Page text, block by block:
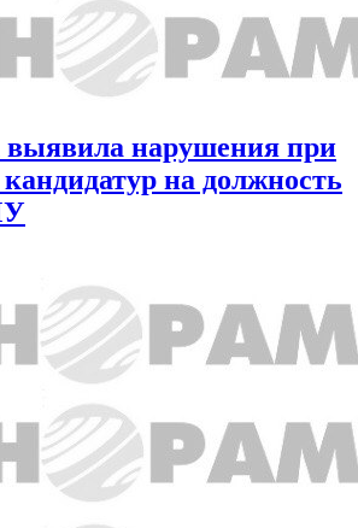
выявила нарушения при
на должность